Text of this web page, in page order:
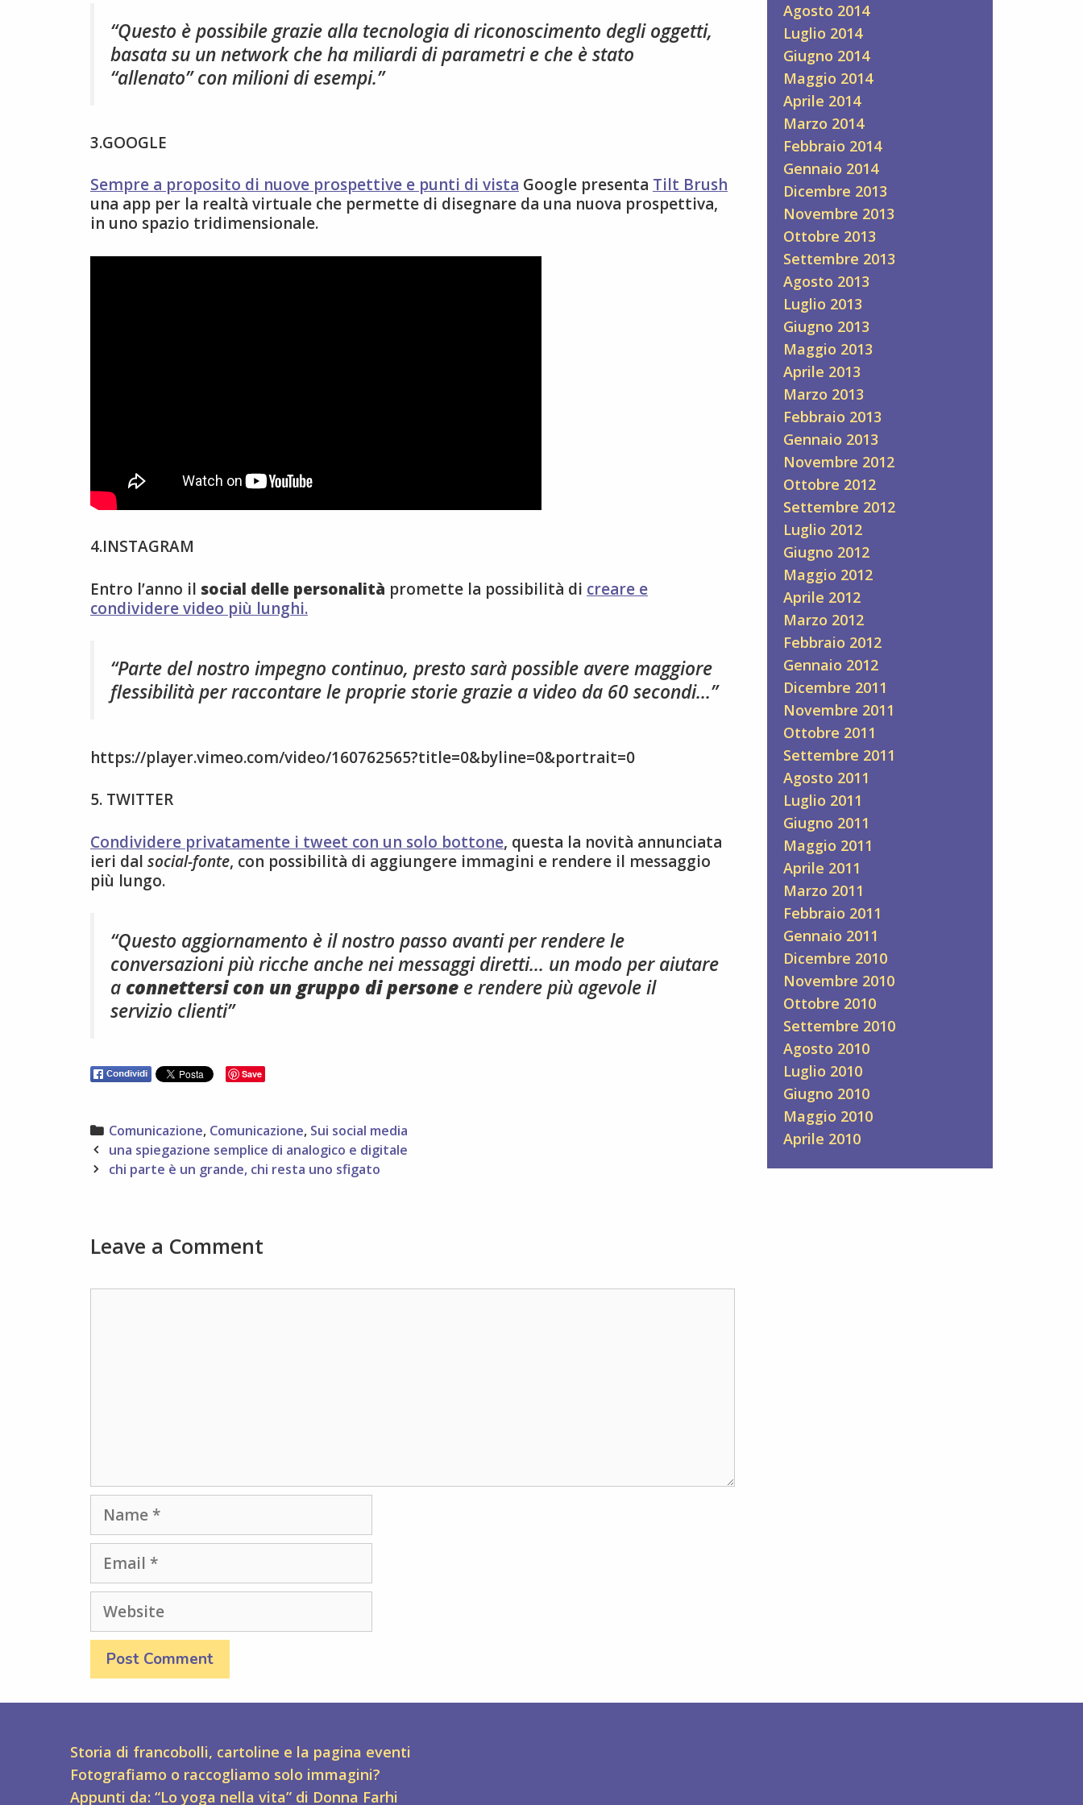
“Questo è possibile grazie alla tecnologia di riconoscimento degli oggetti,
basata su un network che ha miliardi di parametri e che è stato
“allenato” con milioni di esempi.”
3.GOOGLE
Sempre a proposito di nuove prospettive e punti di vista Google presenta Tilt Brush
una app per la realtà virtuale che permette di disegnare da una nuova prospettiva,
in uno spazio tridimensionale.
4.INSTAGRAM
Entro l’anno il social delle personalità promette la possibilità di creare e
condividere video più lunghi.
“Parte del nostro impegno continuo, presto sarà possible avere maggiore
flessibilità per raccontare le proprie storie grazie a video da 60 secondi…”
https://player.vimeo.com/video/160762565?title=0&byline=0&portrait=0
5. TWITTER
Condividere privatamente i tweet con un solo bottone, questa la novità annunciata
ieri dal social-fonte, con possibilità di aggiungere immagini e rendere il messaggio
più lungo.
“Questo aggiornamento è il nostro passo avanti per rendere le
conversazioni più ricche anche nei messaggi diretti… un modo per aiutare
a connettersi con un gruppo di persone e rendere più agevole il
servizio clienti”
Save
Categories
Comunicazione, Comunicazione, Sui social media
Post
navigation
una spiegazione semplice di analogico e digitale
chi parte è un grande, chi resta uno sfigato
Leave a Comment
Website
Agosto 2014
Luglio 2014
Giugno 2014
Maggio 2014
Aprile 2014
Marzo 2014
Febbraio 2014
Gennaio 2014
Dicembre 2013
Novembre 2013
Ottobre 2013
Settembre 2013
Agosto 2013
Luglio 2013
Giugno 2013
Maggio 2013
Aprile 2013
Marzo 2013
Febbraio 2013
Gennaio 2013
Novembre 2012
Ottobre 2012
Settembre 2012
Luglio 2012
Giugno 2012
Maggio 2012
Aprile 2012
Marzo 2012
Febbraio 2012
Gennaio 2012
Dicembre 2011
Novembre 2011
Ottobre 2011
Settembre 2011
Agosto 2011
Luglio 2011
Giugno 2011
Maggio 2011
Aprile 2011
Marzo 2011
Febbraio 2011
Gennaio 2011
Dicembre 2010
Novembre 2010
Ottobre 2010
Settembre 2010
Agosto 2010
Luglio 2010
Giugno 2010
Maggio 2010
Aprile 2010
Storia di francobolli, cartoline e la pagina eventi
Fotografiamo o raccogliamo solo immagini?
Appunti da: “Lo yoga nella vita” di Donna Farhi